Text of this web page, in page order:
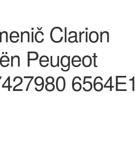
Clarion
Peugeot
6564E1